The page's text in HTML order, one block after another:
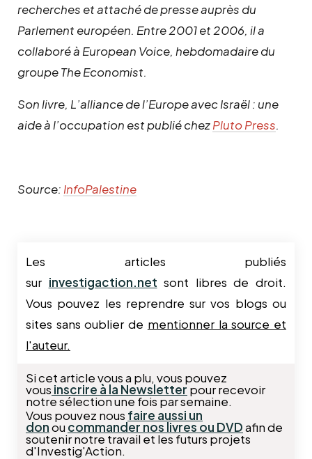
recherches et attaché de presse auprès du
Parlement européen. Entre 2001 et 2006, il a
collaboré à European Voice, hebdomadaire du
groupeThe Economist.
Son livre, L’alliance de l’Europe avec Israël : une
aide à l’occupation est publié chezPluto Press.
Source: InfoPalestine
Les articles publiés
sur investigaction.net sont libres de droit.
Vous pouvez les reprendre sur vos blogs ou
sites sans oublier de mentionner la source et
l'auteur.
Si cet article vous a plu, vous pouvez
vous inscrire à la Newsletter pour recevoir
notre sélection une fois par semaine.
Vous pouvez nous faire aussi un
donou commander nos livres ou DVDafin de
soutenir notre travail et les futurs projets
d'Investig'Action.